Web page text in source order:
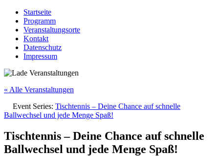
Startseite
Programm
Veranstaltungsorte
Kontakt
Datenschutz
Impressum
« Alle Veranstaltungen
Event Series: Tischtennis – Deine Chance auf schnelle
Ballwechsel und jede Menge Spaß!
Tischtennis – Deine Chance auf schnelle
Ballwechsel und jede Menge Spaß!